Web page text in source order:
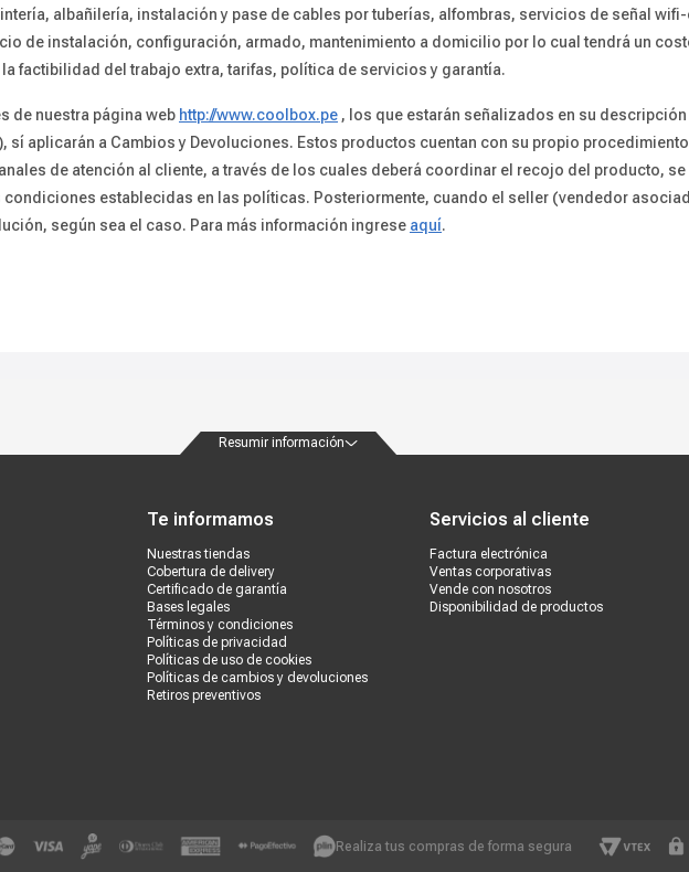
albañilería, instalación y pase de cables por tuberías, alfombras, servicios de señal
de instalación, configuración, armado, mantenimiento a domicilio por lo cual tendrá un
factibilidad del trabajo extra, tarifas, política de servicios y garantía.
de nuestra página web http://www.coolbox.pe , los que estarán señalizados en su
aplicarán a Cambios y Devoluciones. Estos productos cuentan con su propio
de atención al cliente, a través de los cuales deberá coordinar el recojo del producto,
establecidas en las políticas. Posteriormente, cuando el seller (vendedor
según sea el caso. Para más información ingrese aquí.
Resumir información
Te informamos
Nuestras tiendas
Cobertura de delivery
Certificado de garantía
Bases legales
Términos y condiciones
Políticas de privacidad
Políticas de uso de cookies
Políticas de cambios y devoluciones
Retiros preventivos
Servicios al cliente
Factura electrónica
Ventas corporativas
Vende con nosotros
Disponibilidad de productos
Realiza tus compras de forma segura